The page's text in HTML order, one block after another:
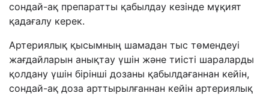
сондай-ақ препаратты қабылдау кезінде мұқият
қадағалу керек.
Артериялық қысымның шамадан тыс төмендеуі
жағдайларын анықтау үшін және тиісті шараларды
қолдану үшін бірінші дозаны қабылдағаннан кейін,
сондай-ақ доза арттырылғаннан кейін артериялық